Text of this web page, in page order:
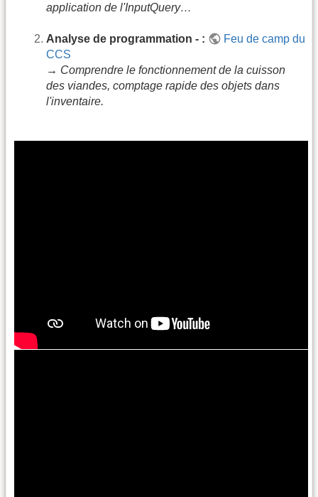
application de l'InputQuery…
Analyse de programmation - :
Feu de camp du
CCS
→ Comprendre le fonctionnement de la cuisson
des viandes, comptage rapide des objets dans
l'inventaire.